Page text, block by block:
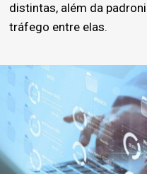
distintas, além da
tráfego entre elas.